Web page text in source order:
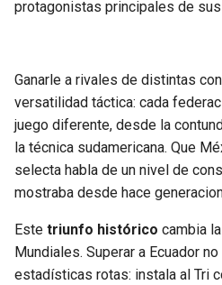
protagonistas principales de
Ganarle a rivales de distintas
versatilidad táctica: cada
juego diferente, desde la
la técnica sudamericana. Que
selecta habla de un nivel de
mostraba desde hace
Este triunfo histórico cambia
Mundiales. Superar a Ecuador
estadísticas rotas: instala al Tri